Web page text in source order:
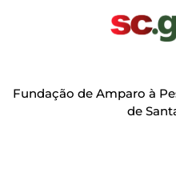
Fundação de Amparo à
de